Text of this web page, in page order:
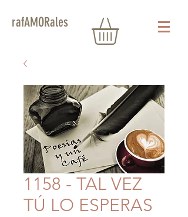
rafAMORales
1158 - TAL VEZ
TÚ LO ESPERAS